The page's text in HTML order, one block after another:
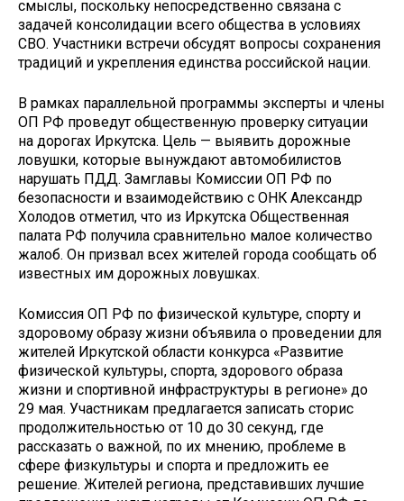
смыслы, поскольку непосредственно связана с
задачей консолидации всего общества в условиях
СВО. Участники встречи обсудят вопросы сохранения
традиций и укрепления единства российской нации.
В рамках параллельной программы эксперты и члены
ОП РФ проведут общественную проверку ситуации
на дорогах Иркутска. Цель — выявить дорожные
ловушки, которые вынуждают автомобилистов
нарушать ПДД. Замглавы Комиссии ОП РФ по
безопасности и взаимодействию с ОНК Александр
Холодов отметил, что из Иркутска Общественная
палата РФ получила сравнительно малое количество
жалоб. Он призвал всех жителей города сообщать об
известных им дорожных ловушках.
Комиссия ОП РФ по физической культуре, спорту и
здоровому образу жизни объявила о проведении для
жителей Иркутской области конкурса «Развитие
физической культуры, спорта, здорового образа
жизни и спортивной инфраструктуры в регионе» до
29 мая. Участникам предлагается записать сторис
продолжительностью от 10 до 30 секунд, где
рассказать о важной, по их мнению, проблеме в
сфере физкультуры и спорта и предложить ее
решение. Жителей региона, представивших лучшие